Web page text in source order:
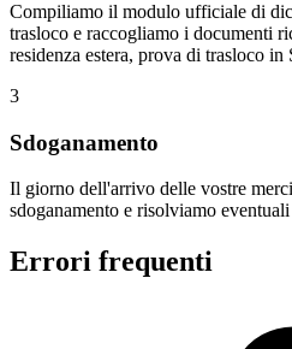
Compiliamo il modulo ufficiale di
trasloco e raccogliamo i documenti
residenza estera, prova di trasloco in
3
Sdoganamento
Il giorno dell'arrivo delle vostre
sdoganamento e risolviamo
Errori frequenti